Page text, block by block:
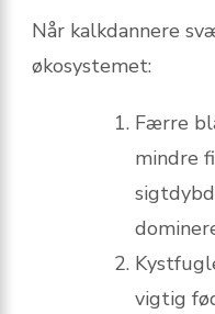
Når kalkdannere
økosystemet:
Færre
mindre
vigtig